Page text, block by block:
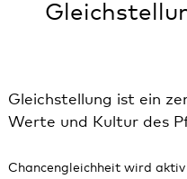
Gleichstellung ist ein
Werte und Kultur des
Chancengleichheit wird